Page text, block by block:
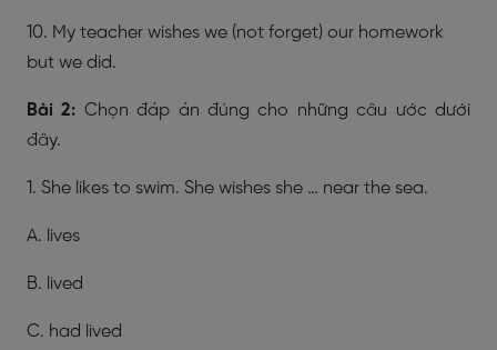
10. My teacher wishes we (not forget) our homework
but we did.
Bài 2: Chọn đáp án đúng cho những câu ước dưới
đây.
1. She likes to swim. She wishes she … near the sea.
A. lives
B. lived
C. had lived